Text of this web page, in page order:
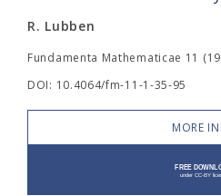
R. Lubben
Fundamenta Mathematicae 11
DOI: 10.4064/fm-11-1-35-95
MORE